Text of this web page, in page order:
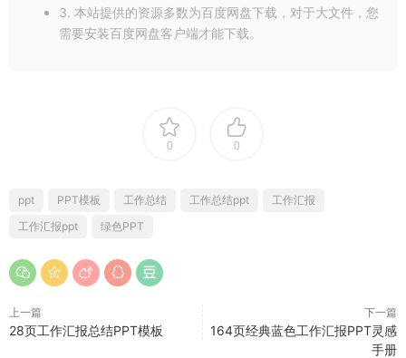
3. 本站提供的资源多数为百度网盘下载，对于大文件，您
需要安装百度网盘客户端才能下载。
0 0
ppt PPT模板 工作总结 工作总结ppt
工作汇报
工作汇报ppt
绿色PPT
上一篇
28页工作汇报总结PPT模板
下一篇
164页经典蓝色工作汇报PPT灵感
手册